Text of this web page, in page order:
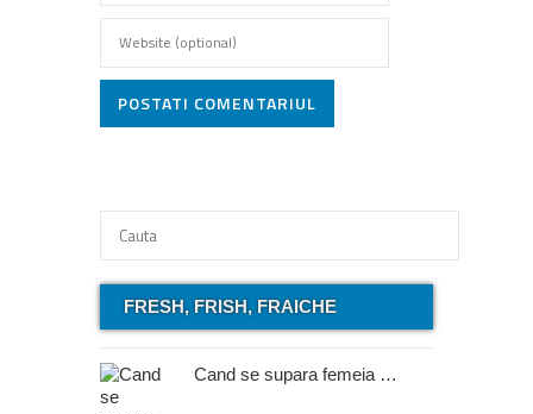
POSTATI COMENTARIUL
FRESH, FRISH, FRAICHE
Cand se supara femeia …